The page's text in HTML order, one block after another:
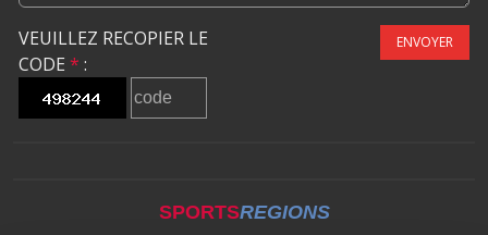
VEUILLEZ RECOPIER LE
CODE * :
ENVOYER
SPORTSREGIONS